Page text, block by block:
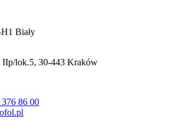
IIp/lok.5, 30-443 Kraków
86 00